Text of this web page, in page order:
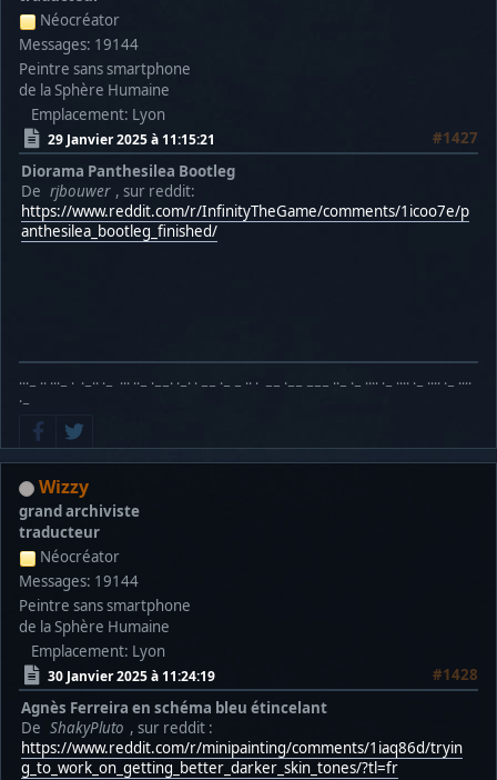
Néocréator
Messages: 19144
Peintre sans smartphone
de la Sphère Humaine
Emplacement: Lyon
29 Janvier 2025 à 11:15:21
#1427
Diorama Panthesilea Bootleg
De rjbouwer , sur reddit:
https://www.reddit.com/r/InfinityTheGame/comments/1icoo7e/p
anthesilea_bootleg_finished/
···− ·· ···− · ·−·· ·− ··· ··− ·−−· ·−· · −− ·− − ·· · −− ·−− −−− ··− ·− ···· ·− ···· ·− ···· ·− ····
·−
Wizzy
grand archiviste
traducteur
Néocréator
Messages: 19144
Peintre sans smartphone
de la Sphère Humaine
Emplacement: Lyon
30 Janvier 2025 à 11:24:19
#1428
Agnès Ferreira en schéma bleu étincelant
De ShakyPluto , sur reddit :
https://www.reddit.com/r/minipainting/comments/1iaq86d/tryin
g_to_work_on_getting_better_darker_skin_tones/?tl=fr